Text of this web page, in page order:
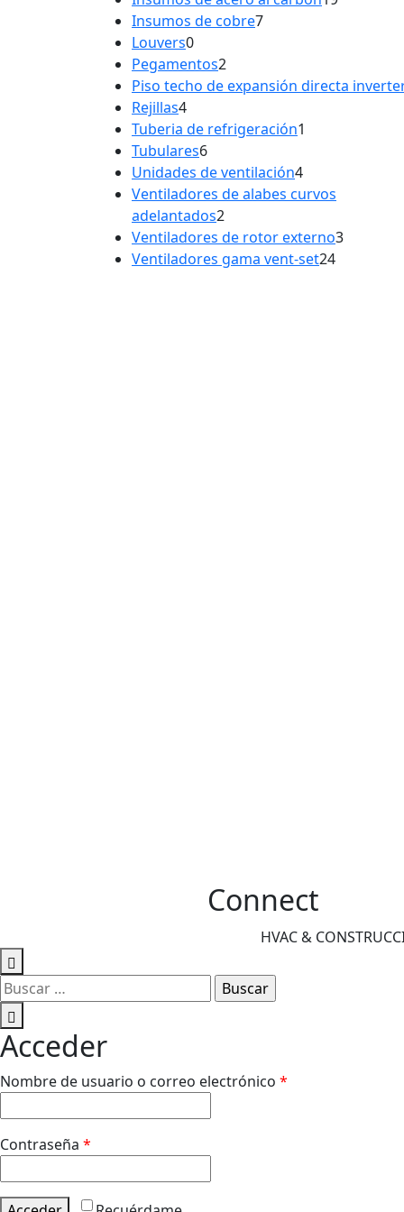
Insumos de cobre77
Louvers00
productos
Pegamentos2
productos
Piso techo de expansión directa
Rejillas44
productos
Tuberia de refrigeración1
Tubulares66
productos
Unidades de ventilación44
productos
Ventiladores de alabes curvos
adelantados2
productos
Ventiladores de rotor externo33
Ventiladores gama vent-set2424
Connect
HVAC &
Buscar:
Acceder
Nombre de usuario o correo electrónico *
Contraseña *